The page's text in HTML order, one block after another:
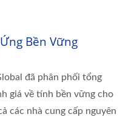
Bền Vững
đã phân phối tổng
giá về tính bền vững cho
các nhà cung cấp nguyên